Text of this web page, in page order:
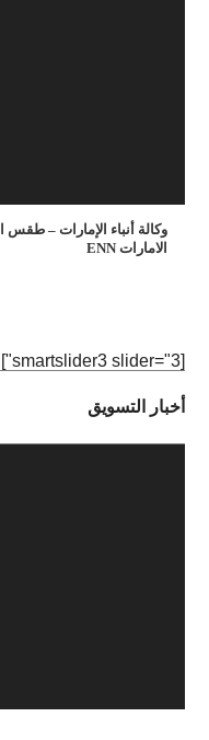
وكالة أنباء الإمارات – طقس
الامارات ENN
[smartslider3 slider="3"]
أخبار التسويق